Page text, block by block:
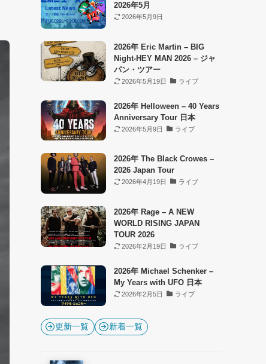
2026年5月
2026年5月9日
2026年 Eric Martin – BIG
Night-HEY MAN 2026 – ジャ
パン・ツアー
2026年5月19日 ライブ
2026年 Helloween – 40 Years
Anniversary Tour 日本
2026年5月9日 ライブ
2026年 The Black Crowes –
2026 Japan Tour
2026年4月19日 ライブ
2026年 Rage – A NEW
WORLD RISING JAPAN
TOUR 2026
2026年2月19日 ライブ
2026年 Michael Schenker –
My Years with UFO 日本
2026年2月5日 ライブ
更新一覧 新着一覧